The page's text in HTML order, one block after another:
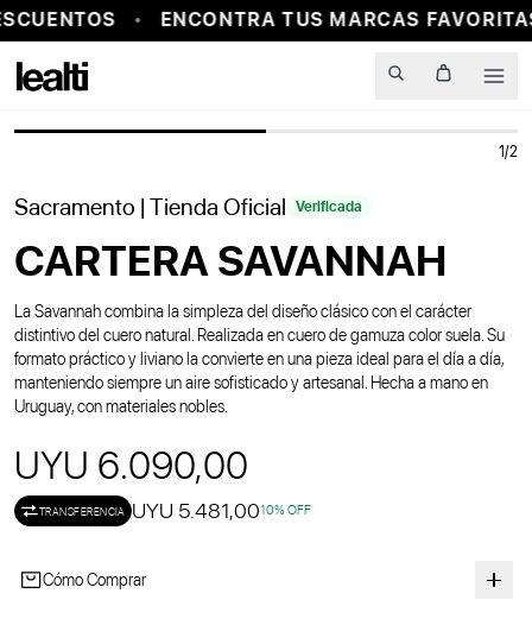
ENCONTRA TUS MARCAS
PROBADOR VIRTUAL
1/2
Sacramento | Tienda Oficial Verificada
CARTERA SAVANNAH
La Savannah combina la simpleza del diseño clásico con el carácter
distintivo del cuero natural. Realizada en cuero de gamuza color suela. Su
formato práctico y liviano la convierte en una pieza ideal para el día a día,
manteniendo siempre un aire sofisticado y artesanal. Hecha a mano en
Uruguay, con materiales nobles.
UYU 6.090,00
TRANSFERENCIA UYU 5.481,0010% OFF
Cómo Comprar